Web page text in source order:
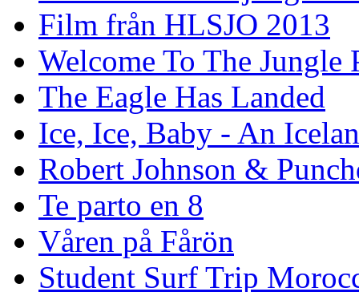
Film från HLSJO 2013
Welcome To The Jungle
The Eagle Has Landed
Ice, Ice, Baby - An
Robert Johnson &
Te parto en 8
Våren på Fårön
Student Surf Trip